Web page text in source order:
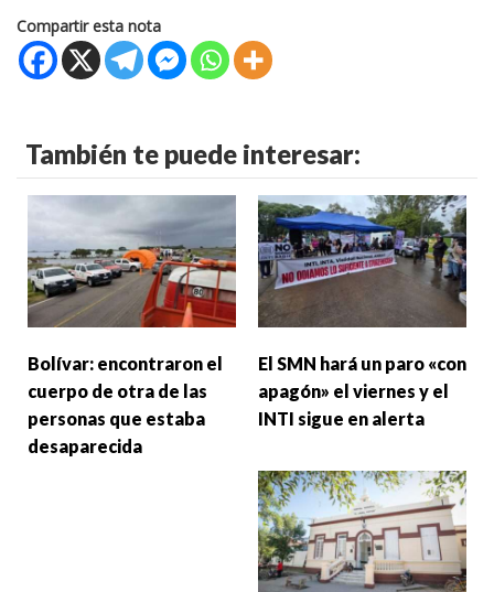
Compartir esta nota
También te puede interesar:
Bolívar: encontraron el
cuerpo de otra de las
personas que estaba
desaparecida
El SMN hará un paro «con
apagón» el viernes y el
INTI sigue en alerta